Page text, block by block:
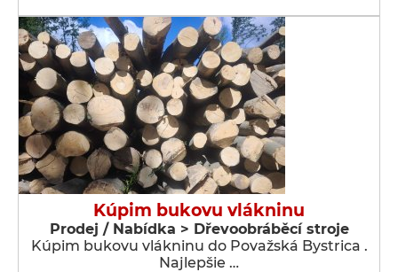
Kúpim bukovu vlákninu
Prodej / Nabídka > Dřevoobráběcí stroje
Kúpim bukovu vlákninu do Považská Bystrica .
Najlepšie …